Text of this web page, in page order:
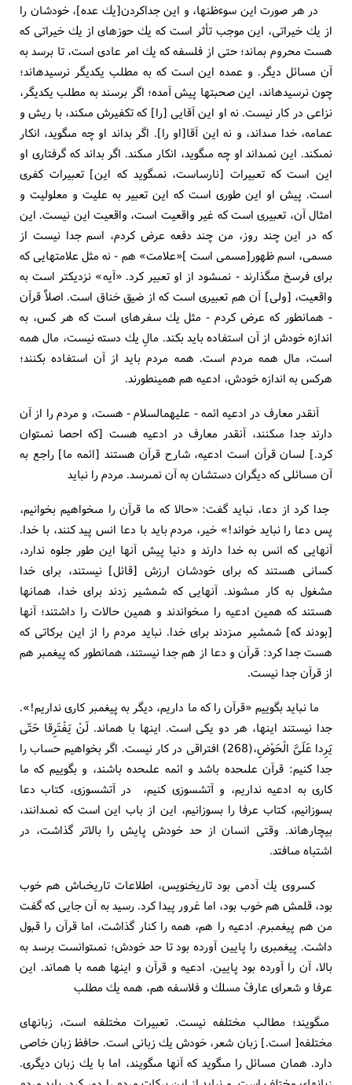
در هر صورت اين سوءظنها، و اين جداكردن‏[يك عده‏]، خودشان را
از يك خيراتى، اين موجب تأثر است كه يك حوزه‏اى از يك خيراتى كه
هست محروم بماند؛ حتى از فلسفه كه يك امر عادى است، تا برسد به
آن مسائل ديگر. و عمده اين است كه به مطلب يكديگر نرسيده‏اند؛
چون نرسيده‏اند، اين صحبتها پيش آمده؛ اگر برسند به مطلب يكديگر،
نزاعى در كار نيست. نه او اين آقايى [را] كه تكفيرش مى‏كند، با ريش و
عمامه، خدا مى‏داند، و نه اين آقا[او را]. اگر بداند او چه مى‏گويد، انكار
نمى‏كند. اين نمى‏داند او چه مى‏گويد، انكار مى‏كند. اگر بداند كه گرفتارى او
اين است كه تعبيرات [نارساست، نمى‏گويد كه اين‏] تعبيرات كفرى
است. پيش او اين طورى است كه اين تعبير به عليت و معلوليت و
امثال آن، تعبيرى است كه غير واقعيت است، واقعيت اين نيست. اين
كه در اين چند روز، من چند دفعه عرض كردم، اسم جدا نيست از
مسمى‏، اسم ظهور[مسمى‏ است ]«علامت» هم - نه مثل علامتهايى كه
براى فرسخ مى‏گذارند - نمى‏شود از او تعبير كرد. «آيه» نزديكتر است به
واقعيت، [ولى‏] آن هم تعبيرى است كه از ضيق خناق است. اصلاً قرآن
- همان‏طور كه عرض كردم - مثل يك سفره‏اى است كه هر كس، به
اندازه خودش از آن استفاده بايد بكند. مالِ يك دسته نيست، مال همه
است، مال همه مردم است. همه مردم بايد از آن استفاده بكنند؛
هركس به اندازه خودش، ادعيه هم همين‏طورند.
آنقدر معارف در ادعيه ائمه - عليهم‏السلام - هست، و مردم را از آن
دارند جدا مى‏كنند، آنقدر معارف در ادعيه هست [كه احصا نمى‏توان
كرد.] لسان قرآن است ادعيه، شارح قرآن هستند [ائمه ما] راجع به
آن مسائلى كه ديگران دستشان به آن نمى‏رسد. مردم را نبايد
جدا كرد از دعا، نبايد گفت: «حالا كه ما قرآن را مى‏خواهيم بخوانيم،
پس دعا را نبايد خواند!» خير، مردم بايد با دعا انس پيد كنند، با خدا.
آنهايى كه انس به خدا دارند و دنيا پيش آنها اين طور جلوه ندارد،
كسانى هستند كه براى خودشان ارزش [قائل‏] نيستند، براى خدا
مشغول به كار مى‏شوند. آنهايى كه شمشير زدند براى خدا، همانها
هستند كه همين ادعيه را مى‏خواندند و همين حالات را داشتند؛ آنها
[بودند كه‏] شمشير مى‏زدند براى خدا. نبايد مردم را از اين بركاتى كه
هست جدا كرد: قرآن و دعا از هم جدا نيستند، همان‏طور كه پيغمبر هم
از قرآن جدا نيست.
ما نبايد بگوييم «قرآن را كه ما داريم، ديگر به پيغمبر كارى نداريم!».
جدا نيستند اينها، هر دو يكى است. اينها با هم‏اند. لَنْ يَفْتَرِقا حَتّى
يَرِدا عَلَىَّ الْحَوْضِ،(268) افتراقى در كار نيست. اگر بخواهيم حساب را
جدا كنيم: قرآن على‏حده باشد و ائمه على‏حده باشند، و بگوييم كه ما
كارى به ادعيه نداريم، و آتش‏سوزى كنيم، در آتش‏سوزى، كتاب دعا
بسوزانيم، كتاب عرفا را بسوزانيم، اين از باب اين است كه نمى‏دانند،
بيچاره‏اند. وقتى انسان از حد خودش پايش را بالاتر گذاشت، در
اشتباه مى‏افتد.
كسروى يك آدمى بود تاريخ‏نويس، اطلاعات تاريخى‏اش هم خوب
بود، قلمش هم خوب بود، اما غرور پيدا كرد. رسيد به آن جايى كه گفت
من هم پيغمبرم. ادعيه را هم، همه را كنار گذاشت، اما قرآن را قبول
داشت. پيغمبرى را پايين آورده بود تا حد خودش؛ نمى‏توانست برسد به
بالا، آن را آورده بود پايين. ادعيه و قرآن و اينها همه با هم‏اند. اين
عرفا و شعراى عارفْ مسلك و فلاسفه هم، همه يك مطلب
مى‏گويند؛ مطالب مختلفه نيست. تعبيرات مختلفه است، زبانهاى
مختلفه‏[ است.] زبان شعر، خودش يك زبانى است. حافظ زبان خاصى
دارد. همان مسائل را مى‏گويد كه آنها مى‏گويند، اما با يك زبان ديگرى.